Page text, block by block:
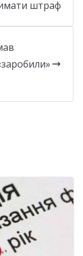
штраф